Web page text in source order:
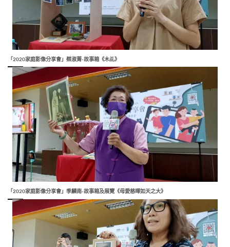
「2020家庭影像分享會」蔡淑菁-故事箱《木乩》
「2020家庭影像分享會」季麟南-故事箱及展覽《母愛慈暉如天之大》